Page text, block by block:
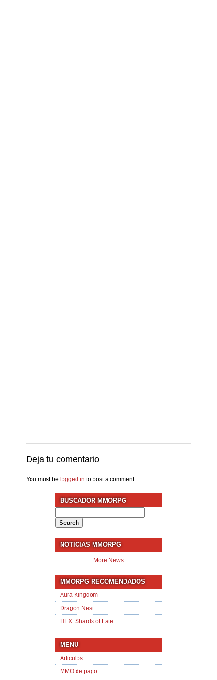
Deja tu comentario
You must be logged in to post a comment.
BUSCADOR MMORPG
for:
NOTICIAS MMORPG
More News
MMORPG RECOMENDADOS
Aura Kingdom
Dragon Nest
HEX: Shards of Fate
MENU
Articulos
MMO de pago